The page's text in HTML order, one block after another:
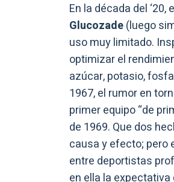
En la década del ‘20,
Glucozade(luego
uso muy limitado.
optimizar el
azúcar, potasio,
1967, el rumor en
primer equipo “de
de 1969. Que dos
causa y efecto; pero
entre deportistas
en ella la